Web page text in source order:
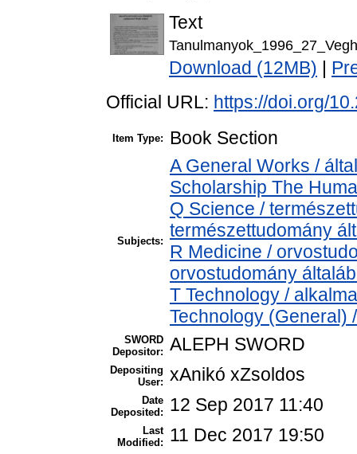
Text
Download (12MB)
Official URL: https://doi.org/
Item Type: Book Section
Subjects:
A General Works /
Scholarship The
Q Science /
természettudomány
R Medicine /
orvostudomány
T Technology /
Technology (General)
SWORD
Depositor: ALEPH SWORD
Depositing
User: xAnikó xZsoldos
Date
Deposited:
12 Sep 2017 11:40
Last
Modified:
11 Dec 2017 19:50